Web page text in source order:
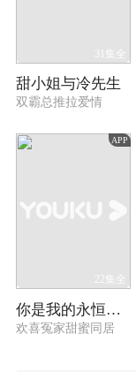
31集全
甜小姐与冷先生
双霸总推拉爱情
APP
22集全
你是我的永恒星辰
欢喜冤家甜蜜同居